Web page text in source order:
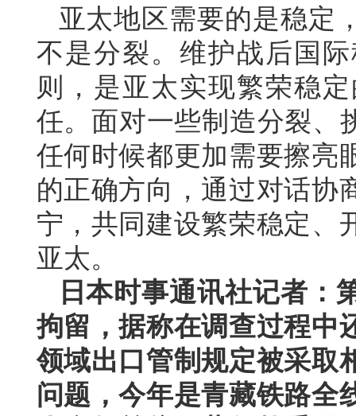
亚太地区需要的是稳定
不是分裂。维护战后国
则，是亚太实现繁荣稳
任。面对一些制造分裂、
任何时候都更加需要擦亮
的正确方向，通过对话协
宁，共同建设繁荣稳定、
亚太。
日本时事通讯社记者：
拘留，据称在调查过程中
领域出口管制规定被采取
问题，今年是青藏铁路全